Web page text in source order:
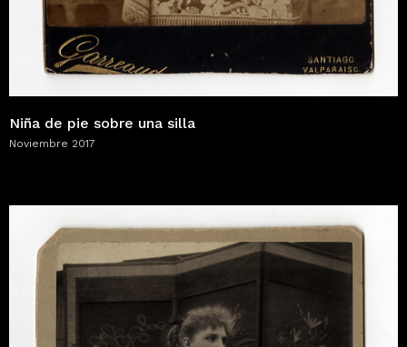
Niña de pie sobre una silla
Noviembre 2017